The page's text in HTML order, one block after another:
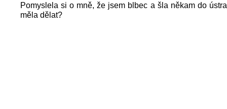
Pomyslela si o mně, že jsem blbec a šla někam do
měla dělat?